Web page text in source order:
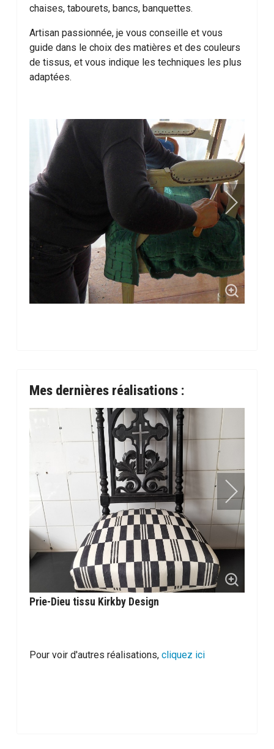
chaises, tabourets, bancs, banquettes.
Artisan passionnée, je vous conseille et vous
guide dans le choix des matières et des couleurs
de tissus, et vous indique les techniques les plus
adaptées.
Mes dernières réalisations :
Prie-Dieu tissu Kirkby Design
Pour voir d'autres réalisations, cliquez ici